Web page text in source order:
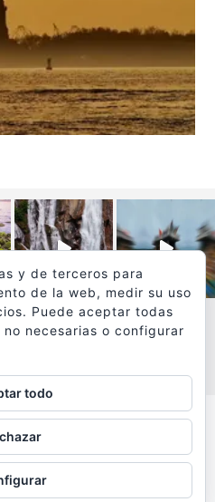
y fotografías de
son propiedad de su autor
por © Copyright
y de terceros para
de la web, medir su uso
Puede aceptar todas
necesarias o configurar
todo